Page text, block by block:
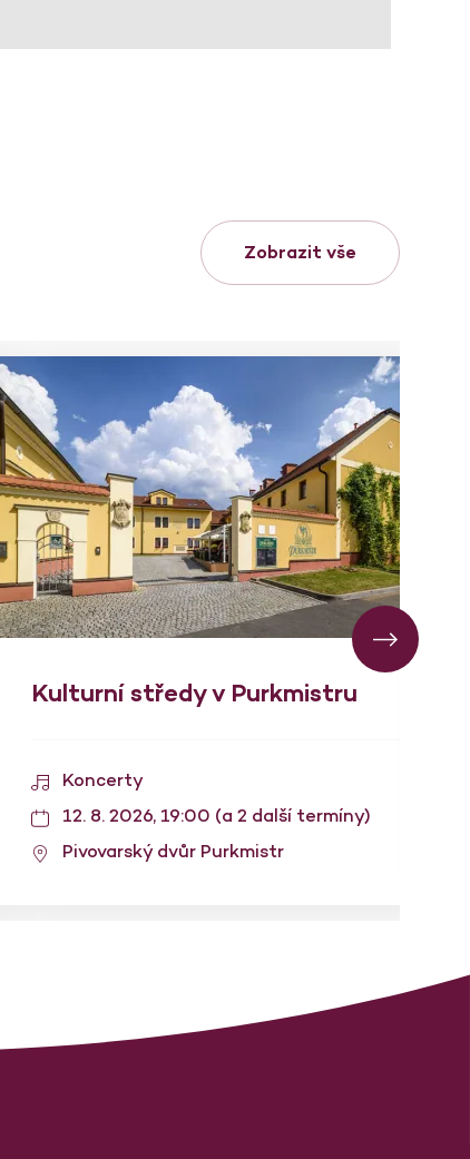
Zobrazit vše
Kulturní středy v Purkmistru
Koncerty
12. 8. 2026, 19:00 (a 2 další termíny)
Pivovarský dvůr Purkmistr